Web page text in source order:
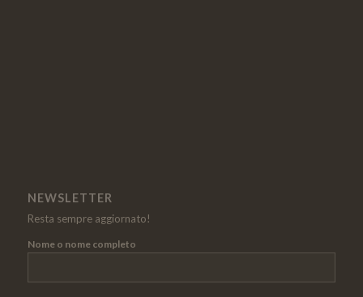
NEWSLETTER
Resta sempre aggiornato!
Nome o nome completo